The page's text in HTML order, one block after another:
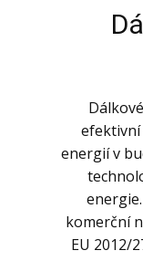
efektivní
energií v
komerční
EU 2012/